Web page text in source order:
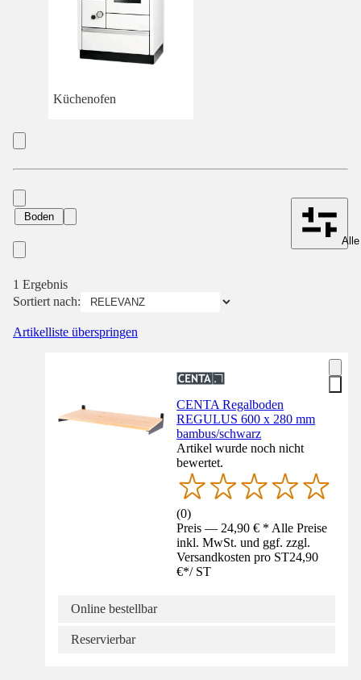
Küchenofen
Boden
1 Ergebnis
Sortiert nach:
Artikelliste überspringen
CENTA Regalboden
REGULUS 600 x 280 mm
bambus/schwarz
Artikel wurde noch nicht
bewertet.
(0)
Preis — 24,90 € * Alle Preise
inkl. MwSt. und ggf. zzgl.
Versandkosten pro ST24,90
€*/ ST
Online bestellbar
Reservierbar